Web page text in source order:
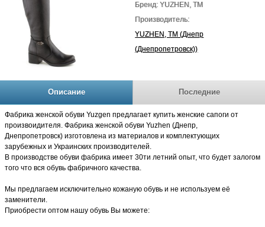
Бренд: YUZHEN, TM
Производитель:
YUZHEN, TM (Днепр
(Днепропетровск))
Описание Последние
Фабрика женской обуви Yuzgen предлагает купить женские сапоги от
произвоидителя. Фабрика женской обуви Yuzhen (Днепр,
Днепропетровск) изготовлена из материалов и комплектующих
зарубежных и Украинских производителей.
В производстве обуви фабрика имеет 30ти летний опыт, что будет залогом
того что вся обувь фабричного качества.
Мы предлагаем исключительно кожаную обувь и не используем её
заменители.
Приобрести оптом нашу обувь Вы можете: